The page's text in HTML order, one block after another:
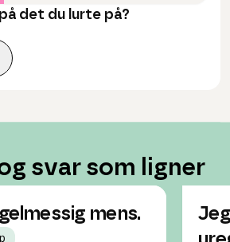
det du lurte på?
svar som ligner
mens.